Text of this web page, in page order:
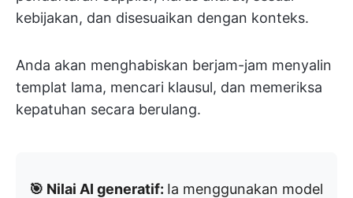
kebijakan, dan disesuaikan dengan konteks.
Anda akan menghabiskan berjam-jam menyalin
templat lama, mencari klausul, dan memeriksa
kepatuhan secara berulang.
🎯 Nilai AI generatif: Ia menggunakan model